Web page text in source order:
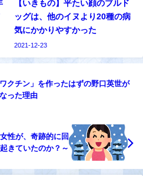
【いきもの】平たい顔のブルド
ッグは、他のイヌより20種の病
気にかかりやすかった
2021-12-23
ワクチン」を作ったはずの野口英世が
った理由
性が、奇跡的に回
きていたのか？～